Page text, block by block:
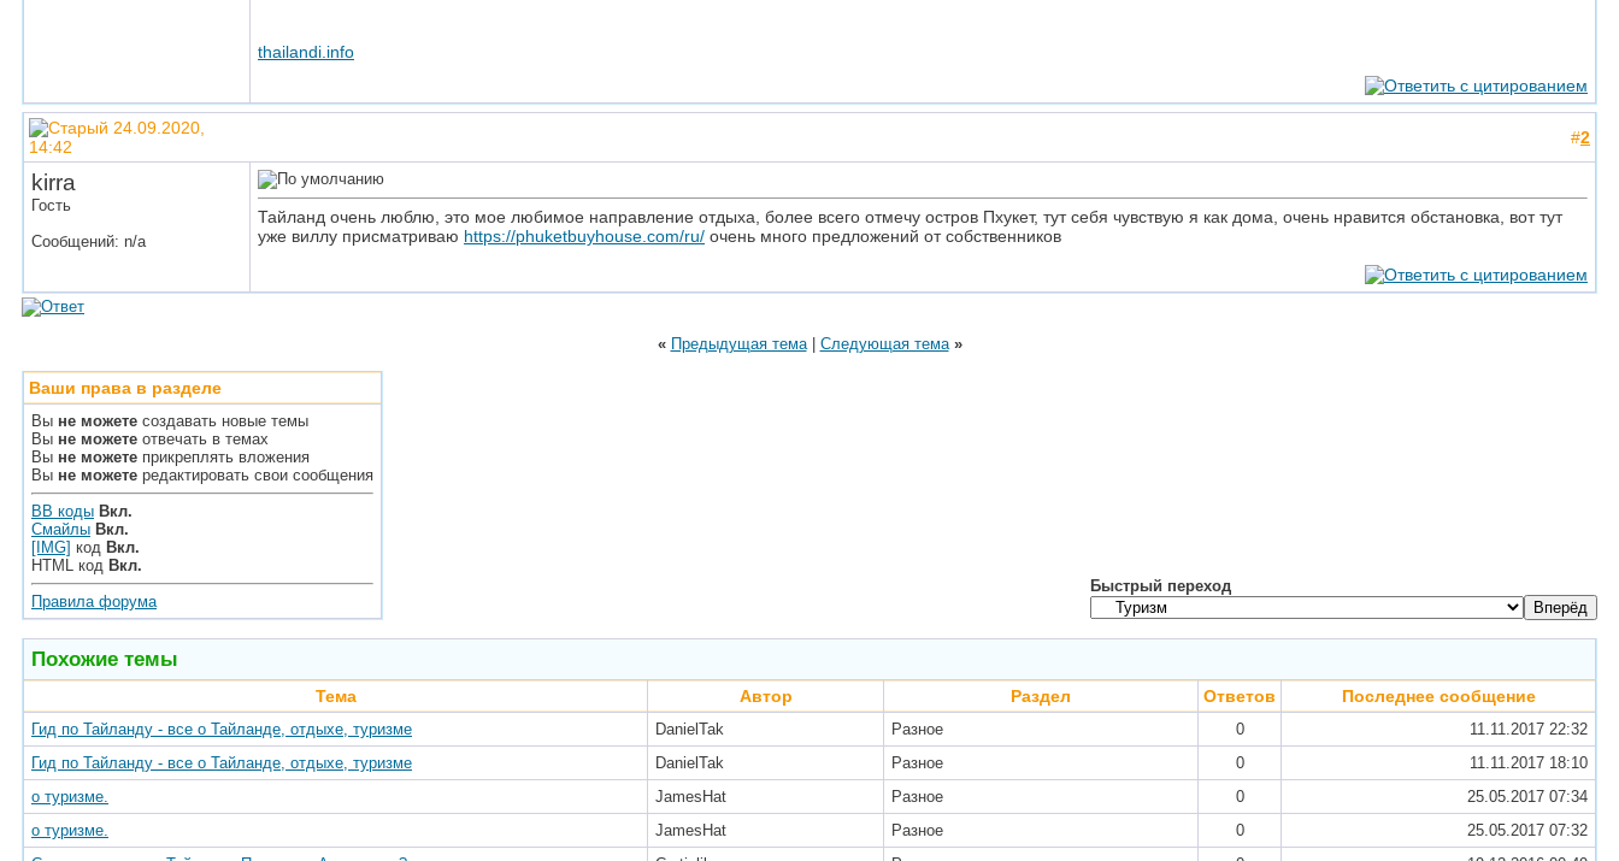
thailandi.info
24.09.2020,
14:42
#2
kirra
Гость
Сообщений: n/a
Тайланд очень люблю, это мое любимое направление отдыха, более всего отмечу остров Пхукет, тут себя чувствую я как дома, очень нравится обстановка, вот тут
уже виллу присматриваю https://phuketbuyhouse.com/ru/ очень много предложений от собственников
« Предыдущая тема| Следующая тема »
Ваши права в разделе
Вы не можете создавать новые темы
Вы не можете отвечать в темах
Вы не можете прикреплять вложения
Вы не можете редактировать свои сообщения
BB коды Вкл.
Смайлы Вкл.
[IMG] код Вкл.
HTML код Вкл.
Правила форума
Быстрый переход
Похожие темы
Тема Автор Раздел Ответов Последнее сообщение
Гид по Тайланду - все о Тайланде, отдыхе, туризме DanielTak Разное 0 11.11.2017 22:32
Гид по Тайланду - все о Тайланде, отдыхе, туризме
DanielTak Разное 0 11.11.2017 18:10
о туризме.
JamesHat Разное 0 25.05.2017 07:34
о туризме.
JamesHat Разное 0 25.05.2017 07:32